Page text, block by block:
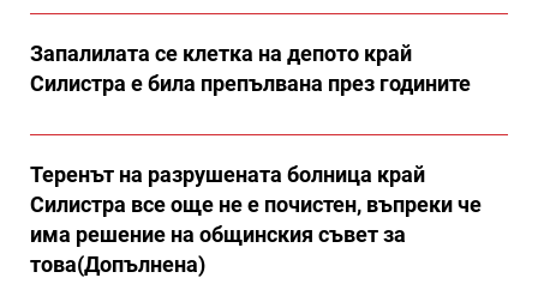
Запалилата се клетка на депото край
Силистра е била препълвана през годините
Теренът на разрушената болница край
Силистра все още не е почистен, въпреки че
има решение на общинския съвет за
това(Допълнена)